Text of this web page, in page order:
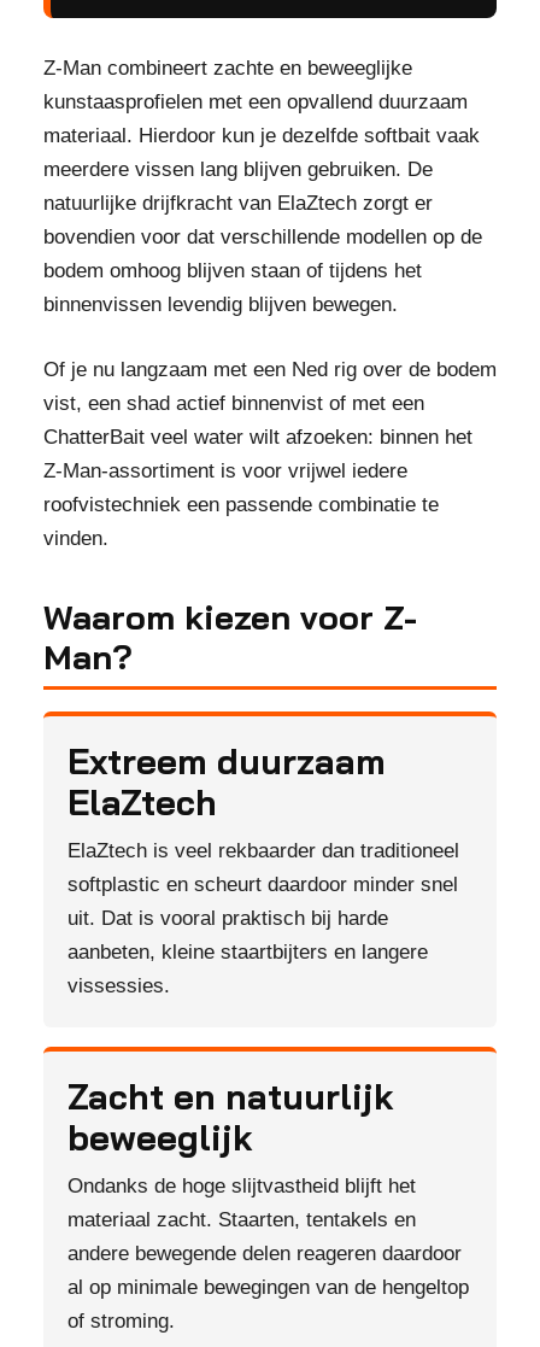
Z-Man combineert zachte en beweeglijke
kunstaasprofielen met een opvallend duurzaam
materiaal. Hierdoor kun je dezelfde softbait vaak
meerdere vissen lang blijven gebruiken. De
natuurlijke drijfkracht van ElaZtech zorgt er
bovendien voor dat verschillende modellen op de
bodem omhoog blijven staan of tijdens het
binnenvissen levendig blijven bewegen.
Of je nu langzaam met een Ned rig over de bodem
vist, een shad actief binnenvist of met een
ChatterBait veel water wilt afzoeken: binnen het
Z-Man-assortiment is voor vrijwel iedere
roofvistechniek een passende combinatie te
vinden.
Waarom kiezen voor Z-
Man?
Extreem duurzaam
ElaZtech
ElaZtech is veel rekbaarder dan traditioneel
softplastic en scheurt daardoor minder snel
uit. Dat is vooral praktisch bij harde
aanbeten, kleine staartbijters en langere
vissessies.
Zacht en natuurlijk
beweeglijk
Ondanks de hoge slijtvastheid blijft het
materiaal zacht. Staarten, tentakels en
andere bewegende delen reageren daardoor
al op minimale bewegingen van de hengeltop
of stroming.